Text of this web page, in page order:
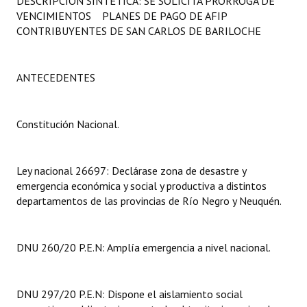
Programas
Constitución Nacional
Carta Orgánica 2007
Digesto
DOCUMENTOS
VENCIMIENTOS PLANES DE PAGO DE AFIP
CONTRIBUYENTES DE SAN CARLOS DE BARILOCHE
ANTECEDENTES
Constitución Nacional.
Ley nacional 26697: Declárase zona de desastre y
emergencia económica y social y productiva a distintos
departamentos de las provincias de Río Negro y Neuquén.
DNU 260/20 P.E.N: Amplía emergencia a nivel nacional.
DNU 297/20 P.E.N: Dispone el aislamiento social